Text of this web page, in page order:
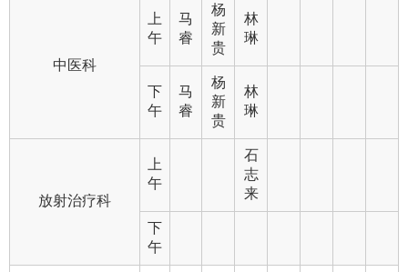
中医科
上
午
马
睿
杨
新
贵
林
琳
下
午
马
睿
杨
新
贵
林
琳
放射治疗科
上
午
石
志
来
下
午